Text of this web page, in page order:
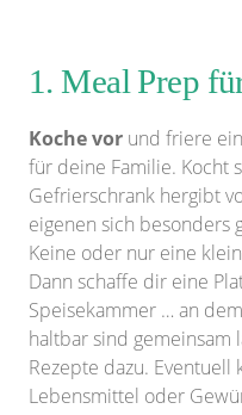
1. Meal Prep
Kochevor und friere
für deine Familie. Kocht
Gefrierschrank hergibt
eigenen sich besonders
Keine oder nur eine
Dann schaffe dir eine
Speisekammer … an
haltbar sind gemeinsam
Rezepte dazu. Eventuell
Lebensmittel oder